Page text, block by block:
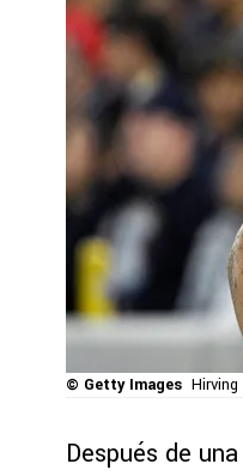
© Getty Images
Después de